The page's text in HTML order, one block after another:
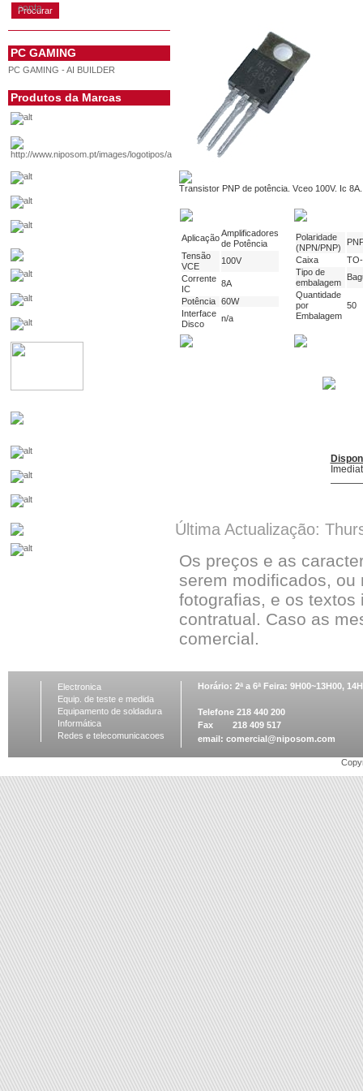
conta
PC GAMING
PC GAMING - AI BUILDER
Produtos da Marcas
Transistor PNP de potência. Vceo 100V. Ic
AplicaçãoAmplificadores
de Potência
Tensão
VCE
100V
Corrente
IC
8A
Potência 60W
Interface
Disco
n/a
Polaridade
(NPN/PNP)
Caixa
Tipo de
embalagem
Quantidade
por
Embalagem
50
Última Actualização:
Os preços e as
serem modificados, ou
fotografias, e os
contratual. Caso as
comercial.
Electronica
Equip. de teste e medida
Equipamento de soldadura
Informática
Redes e telecomunicacoes
Horário: 2ª a 6ª Feira: 9H00~13H00,
Telefone 218 440 200
Fax 218 409 517
email: comercial@niposom.com